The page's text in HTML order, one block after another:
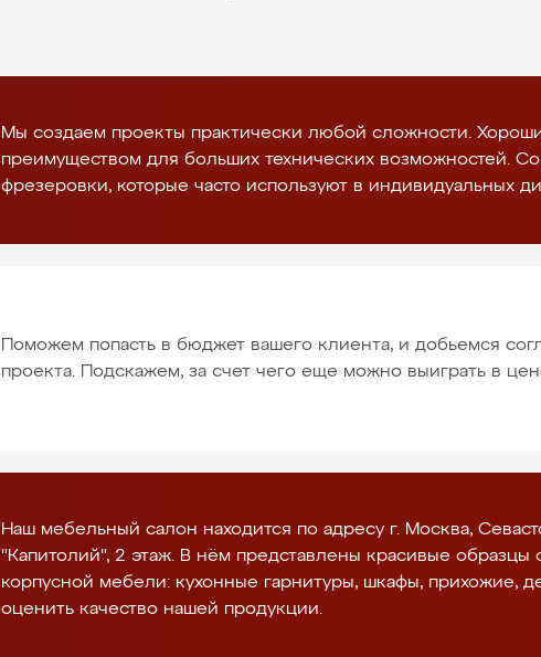
Мы создаем проекты практически любой сложности.
преимуществом для больших технических возможностей.
фрезеровки, которые часто используют в индивидуальных
Поможем попасть в бюджет вашего клиента, и добьемся
проекта. Подскажем, за счет чего еще можно выиграть в
Наш мебельный салон находится по адресу г. Москва,
"Капитолий", 2 этаж. В нём представлены красивые
корпусной мебели: кухонные гарнитуры, шкафы, прихожие,
оценить качество нашей продукции.